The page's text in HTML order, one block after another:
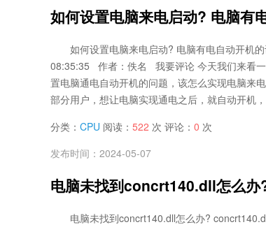
如何设置电脑来电启动? 电脑有
如何设置电脑来电启动? 电脑有电自动开机
08:35:35 作者：佚名 我要评论 今天我们来看
置电脑通电自动开机的问题，该怎么实现电脑来
部分用户，想让电脑实现通电之后，就自动开机
分类： CPU 阅读： 522 次 评论： 0 次
发布时间：2024-05-07
电脑未找到concrt140.dll怎么办
电脑未找到concrt140.dll怎么办?